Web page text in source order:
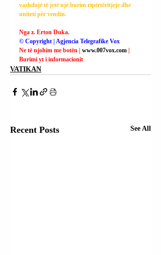
vazhdojë të jetë një burim ripërtëritjeje dhe
uniteti për vendin.
Nga z. Erton Duka.
© Copyright | Agjencia Telegrafike Vox
Ne të njohim me botën | www.007vox.com
Burimi yt i informacionit
VATIKAN
Recent Posts See All